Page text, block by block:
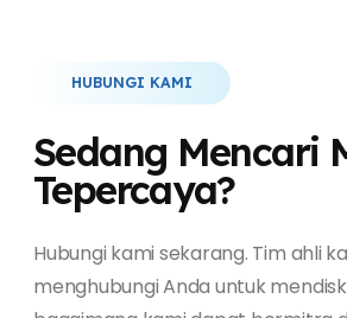
HUBUNGI KAMI
Sedang Mencari
Tepercaya?
Hubungi kami sekarang. Tim ahli
menghubungi Anda untuk